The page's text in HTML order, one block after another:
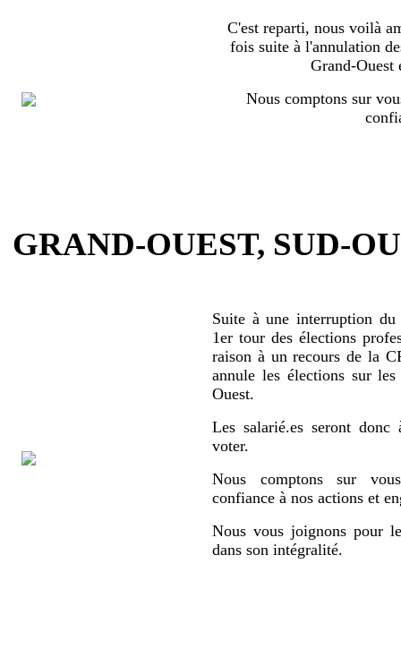
C'est reparti, nous voilà
fois suite à l'annulation
Grand-Ouest
Nous comptons sur
GRAND-OUEST, SUD-
Suite à une interruption
1er tour des élections
raison à un recours de la
annule les élections sur
Ouest.
Les salarié.es seront
voter.
Nous comptons sur
confiance à nos actions et
Nous vous joignons pour
dans son intégralité.